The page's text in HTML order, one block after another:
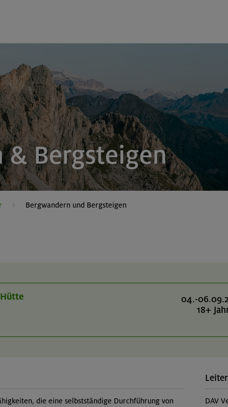
& Bergsteigen
Bergwandern und Bergsteigen
04.-
18+
die eine selbstständige Durchführung von
DAV